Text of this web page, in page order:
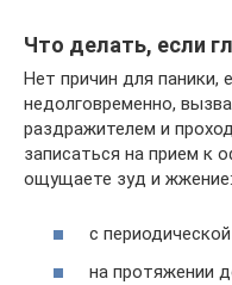
Что делать, если
Нет причин для паники,
недолговременно,
раздражителем и
записаться на прием к
ощущаете зуд и жжение:
с
на протяжении